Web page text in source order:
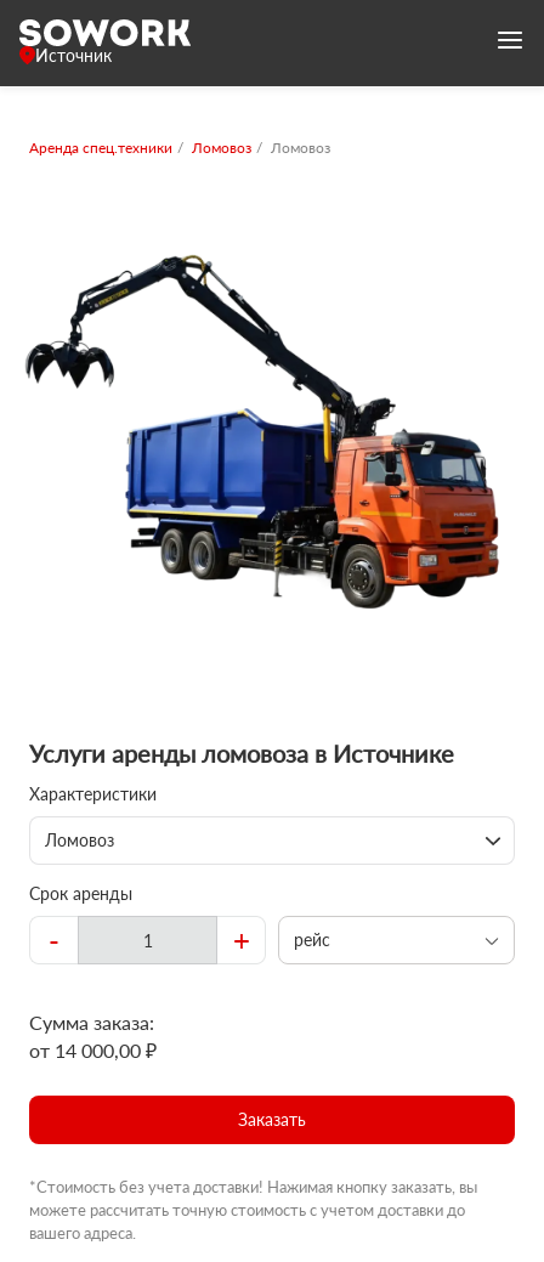
Источник
Аренда спец.техники Ломовоз Ломовоз
Услуги аренды ломовоза в Источнике
Характеристики
Ломовоз
Срок аренды
- + рейс
Сумма заказа:
от 14 000,00 ₽
Заказать
*Стоимость без учета доставки! Нажимая кнопку заказать, вы
можете рассчитать точную стоимость с учетом доставки до
вашего адреса.